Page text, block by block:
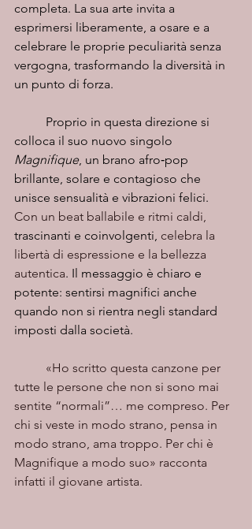
completa. La sua arte invita a
esprimersi liberamente, a osare e a
celebrare le proprie peculiarità senza
vergogna, trasformando la diversità in
un punto di forza.
colloca il suo nuovo singolo
Magnifique, un brano afro‑pop
brillante, solare e contagioso che
unisce sensualità e vibrazioni felici.
Con un beat ballabile e ritmi caldi,
trascinanti e coinvolgenti, celebra la
libertà di espressione e la bellezza
autentica. Il messaggio è chiaro e
potente: sentirsi magnifici anche
quando non si rientra negli standard
imposti dalla società.
tutte le persone che non si sono mai
sentite “normali”… me compreso. Per
chi si veste in modo strano, pensa in
modo strano, ama troppo. Per chi è
Magnifique a modo suo» racconta
infatti il giovane artista.